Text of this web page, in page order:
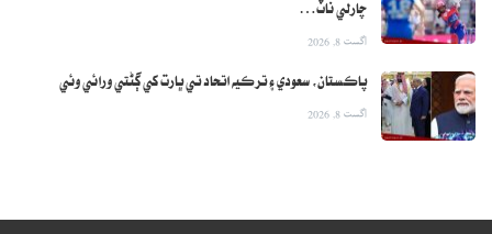
چارلي ناٽ…
اگست 8, 2026
پاڪستان، سعودي ۽ ترڪيه اتحاد تي ڀارت کي ڳڻتي ورائي وئي
اگست 8, 2026